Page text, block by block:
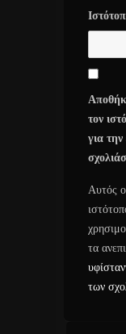
τον
για
Αυτός ο
τα
των